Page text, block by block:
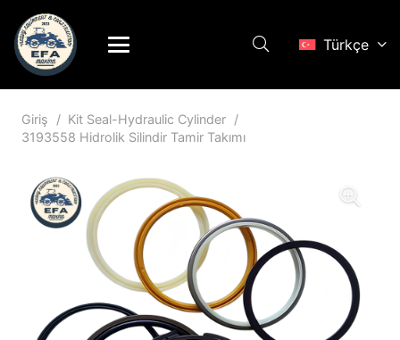
Türkçe
Giriş / Kit Seal-Hydraulic Cylinder /
3193558 Hidrolik Silindir Tamir Takımı